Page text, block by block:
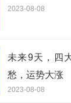
2023-08-08
未来9天，四
愁，运势大涨
2023-08-08